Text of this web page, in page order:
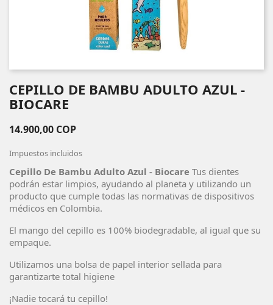
CEPILLO DE BAMBU ADULTO AZUL -
BIOCARE
14.900,00 COP
Impuestos incluidos
Cepillo De Bambu Adulto Azul - Biocare Tus dientes
podrán estar limpios, ayudando al planeta y utilizando un
producto que cumple todas las normativas de dispositivos
médicos en Colombia.
El mango del cepillo es 100% biodegradable, al igual que su
empaque.
Utilizamos una bolsa de papel interior sellada para
garantizarte total higiene
¡Nadie tocará tu cepillo!